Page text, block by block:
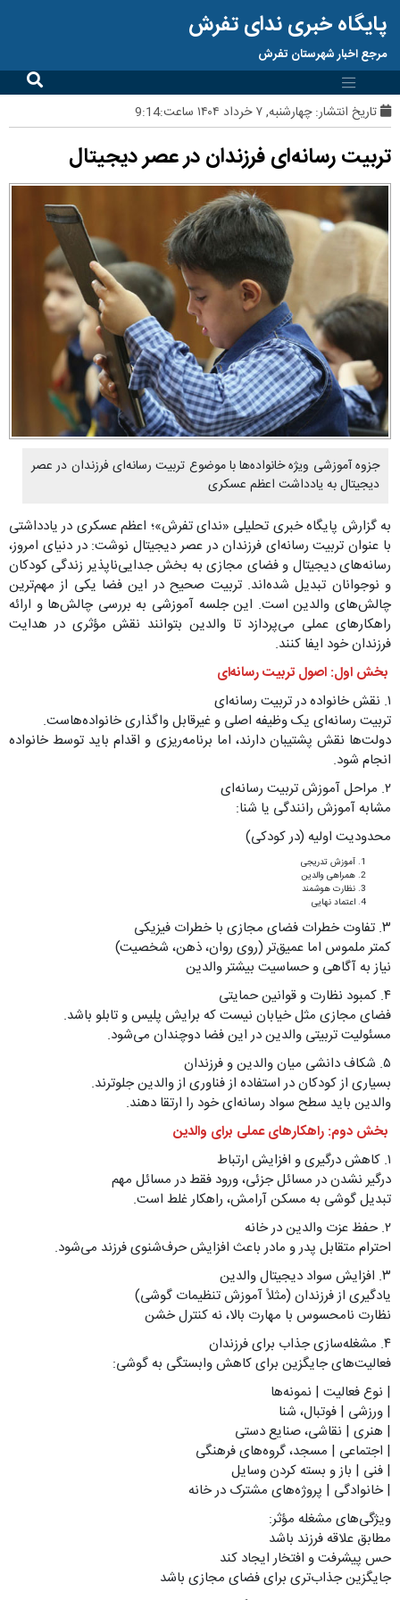
پایگاه خبری ندای تفرش
مرجع اخبار شهرستان تفرش
تاریخ انتشار:چهارشنبه, ۷ خرداد ۱۴۰۴ ساعت:9:14
تربیت رسانه‌ای فرزندان در عصر دیجیتال
جزوه آموزشی ویژه خانواده‌ها با موضوع تربیت رسانه‌ای فرزندان در عصر
دیجیتال به یادداشت اعظم عسکری
به گزارش پایگاه خبری تحلیلی «ندای تفرش»؛ اعظم عسکری در یادداشتی
با عنوان تربیت رسانه‌ای فرزندان در عصر دیجیتال نوشت: در دنیای امروز،
رسانه‌های دیجیتال و فضای مجازی به بخش جدایی‌ناپذیر زندگی کودکان
و نوجوانان تبدیل شده‌اند. تربیت صحیح در این فضا یکی از مهم‌ترین
چالش‌های والدین است. این جلسه آموزشی به بررسی چالش‌ها و ارائه
راهکارهای عملی می‌پردازد تا والدین بتوانند نقش مؤثری در هدایت
فرزندان خود ایفا کنند.
بخش اول: اصول تربیت رسانه‌ای
۱. نقش خانواده در تربیت رسانه‌ای
تربیت رسانه‌ای یک وظیفه اصلی و غیرقابل واگذاری خانواده‌هاست.
دولت‌ها نقش پشتیبان دارند، اما برنامه‌ریزی و اقدام باید توسط خانواده
انجام شود.
۲. مراحل آموزش تربیت رسانه‌ای
مشابه آموزش رانندگی یا شنا:
محدودیت اولیه (در کودکی)
آموزش تدریجی
همراهی والدین
نظارت هوشمند
اعتماد نهایی
۳. تفاوت خطرات فضای مجازی با خطرات فیزیکی
کمتر ملموس اما عمیق‌تر (روی روان، ذهن، شخصیت)
نیاز به آگاهی و حساسیت بیشتر والدین
۴. کمبود نظارت و قوانین حمایتی
فضای مجازی مثل خیابان نیست که برایش پلیس و تابلو باشد.
مسئولیت تربیتی والدین در این فضا دوچندان می‌شود.
۵. شکاف دانشی میان والدین و فرزندان
بسیاری از کودکان در استفاده از فناوری از والدین جلوترند.
والدین باید سطح سواد رسانه‌ای خود را ارتقا دهند.
بخش دوم: راهکارهای عملی برای والدین
۱. کاهش درگیری و افزایش ارتباط
درگیر نشدن در مسائل جزئی، ورود فقط در مسائل مهم
تبدیل گوشی به مسکن آرامش، راهکار غلط است.
۲. حفظ عزت والدین در خانه
احترام متقابل پدر و مادر باعث افزایش حرف‌شنوی فرزند می‌شود.
۳. افزایش سواد دیجیتال والدین
یادگیری از فرزندان (مثلاً آموزش تنظیمات گوشی)
نظارت نامحسوس با مهارت بالا، نه کنترل خشن
۴. مشغله‌سازی جذاب برای فرزندان
فعالیت‌های جایگزین برای کاهش وابستگی به گوشی:
| نوع فعالیت | نمونه‌ها
| ورزشی | فوتبال، شنا
| هنری | نقاشی، صنایع دستی
| اجتماعی | مسجد، گروه‌های فرهنگی
| فنی | باز و بسته کردن وسایل
| خانوادگی | پروژه‌های مشترک در خانه
ویژگی‌های مشغله مؤثر:
مطابق علاقه فرزند باشد
حس پیشرفت و افتخار ایجاد کند
جایگزین جذاب‌تری برای فضای مجازی باشد